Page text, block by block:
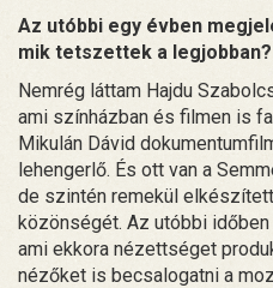
Az utóbbi egy évben
mik tetszettek a legjobban?
Nemrég láttam Hajdu
ami színházban és filmen is
Mikulán Dávid
lehengerlő. És ott van a
de szintén remekül
közönségét. Az utóbbi
ami ekkora nézettséget
nézőket is becsalogatni a